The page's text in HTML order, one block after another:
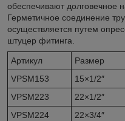
обеспечивают долговечное
Герметичное соединение
осуществляется путем
штуцер фитинга.
Артикул Размер
VPSM153
15×1/2″
VPSM223
22×1/2″
VPSM224
22×3/4″